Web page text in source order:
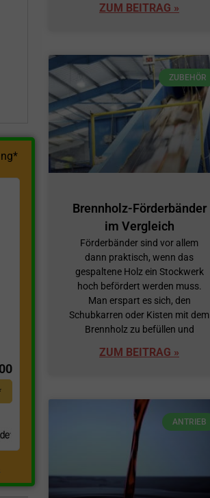
ZUM BEITRAG »
ZUBEHÖR
Brennholz-Förderbänder
im Vergleich
Förderbänder sind vor allem
dann praktisch, wenn das
gespaltene Holz ein Stockwerk
hoch befördert werden muss.
Man erspart es sich, den
Schubkarren oder Kisten mit dem
Brennholz zu befüllen und
ZUM BEITRAG »
ANTRIEB